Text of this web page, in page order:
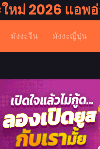
หม่ 2026 แอ
มังงะจีน มังงะญี่ปุ่น